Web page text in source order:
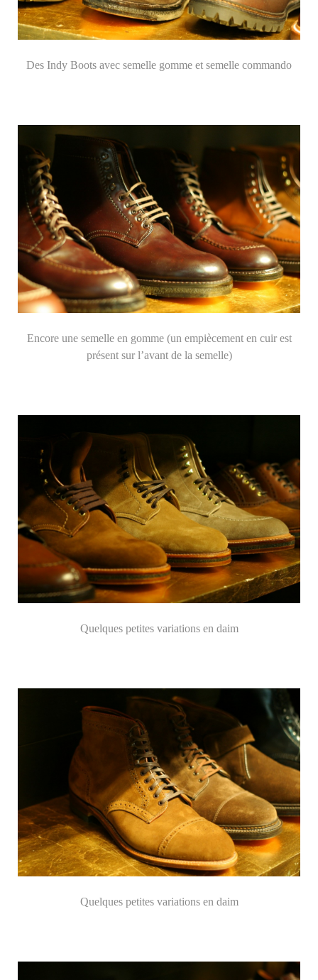
Des Indy Boots avec semelle gomme et semelle commando
Encore une semelle en gomme (un empiècement en cuir est
présent sur l’avant de la semelle)
Quelques petites variations en daim
Quelques petites variations en daim